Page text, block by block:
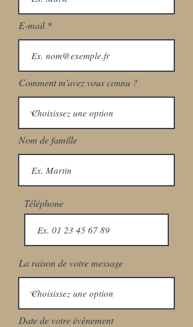
E-mail
Comment m'avez vous connu ?
Nom de famille
Téléphone
La raison de votre message
Date de votre évènement